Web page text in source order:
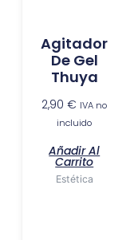
Agitador
De Gel
Thuya
2,90€ IVA no
incluido
Añadir Al
Carrito
Estética